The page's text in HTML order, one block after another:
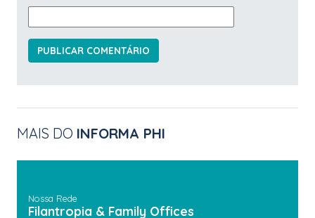
MAIS DO INFORMA PHI
Nossa Rede
Filantropia & Family Offices